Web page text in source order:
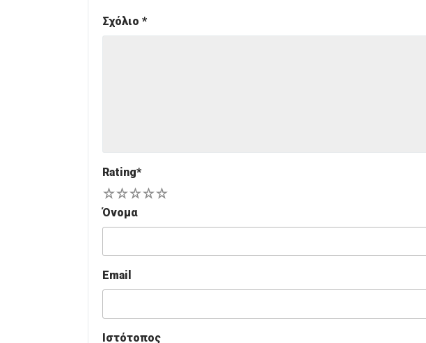
Σχόλιο *
Rating*
5
4
3
2
Όνομα
Email
Ιστότοπος